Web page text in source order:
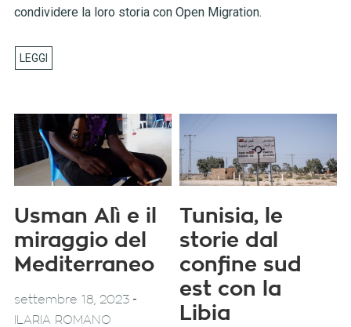
condividere la loro storia con Open Migration.
Usman Alì e il
miraggio del
Mediterraneo
settembre 18, 2023-
ILARIA ROMANO
Tunisia, le
storie dal
confine sud
est con la
Libia